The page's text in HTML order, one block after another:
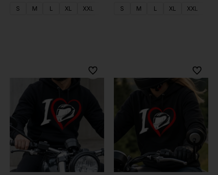
S M L XL XXL S M L XL XXL
Do ulubionych Do